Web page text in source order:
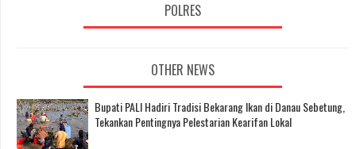
POLRES
OTHER NEWS
Bupati PALI Hadiri Tradisi Bekarang Ikan di Danau Sebetung,
Tekankan Pentingnya Pelestarian Kearifan Lokal